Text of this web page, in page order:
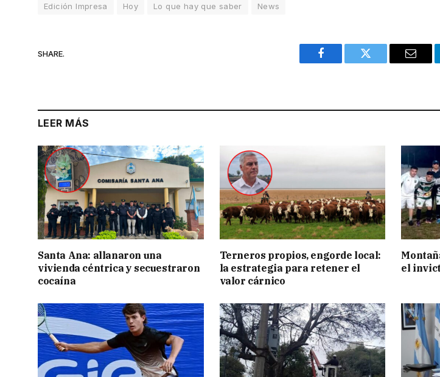
Edición Impresa Hoy Lo que hay que saber News
SHARE.
Facebook Twitter Email
LEER MÁS
Santa Ana: allanaron una
vivienda céntrica y secuestraron
cocaína
Terneros propios, engorde local:
la estrategia para retener el
valor cárnico
el